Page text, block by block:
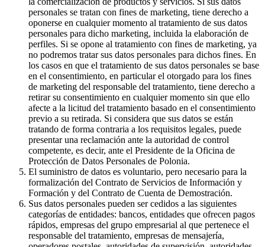
personales se tratan con fines de marketing, tiene derecho a
oponerse en cualquier momento al tratamiento de sus datos
personales para dicho marketing, incluida la elaboración de
perfiles. Si se opone al tratamiento con fines de marketing, ya
no podremos tratar sus datos personales para dichos fines. En
los casos en que el tratamiento de sus datos personales se base
en el consentimiento, en particular el otorgado para los fines
de marketing del responsable del tratamiento, tiene derecho a
retirar su consentimiento en cualquier momento sin que ello
afecte a la licitud del tratamiento basado en el consentimiento
previo a su retirada. Si considera que sus datos se están
tratando de forma contraria a los requisitos legales, puede
presentar una reclamación ante la autoridad de control
competente, es decir, ante el Presidente de la Oficina de
Protección de Datos Personales de Polonia.
El suministro de datos es voluntario, pero necesario para la
formalización del Contrato de Servicios de Información y
Formación y del Contrato de Cuenta de Demostración.
Sus datos personales pueden ser cedidos a las siguientes
categorías de entidades: bancos, entidades que ofrecen pagos
rápidos, empresas del grupo empresarial al que pertenece el
responsable del tratamiento, empresas de mensajería,